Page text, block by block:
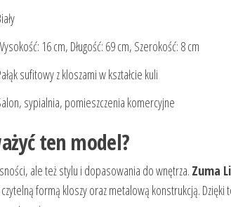
16 cm, Długość: 69 cm, Szerokość: 8 cm
sufitowy z kloszami w kształcie kuli
sypialnia, pomieszczenia komercyjne
ten model?
ale też stylu i dopasowania do wnętrza. Zuma
formą kloszy oraz metalową konstrukcją.